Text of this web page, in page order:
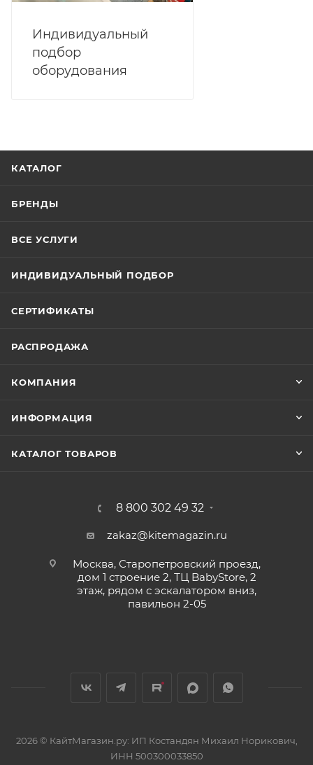
Индивидуальный
подбор
оборудования
КАТАЛОГ
БРЕНДЫ
ВСЕ УСЛУГИ
ИНДИВИДУАЛЬНЫЙ ПОДБОР
СЕРТИФИКАТЫ
РАСПРОДАЖА
КОМПАНИЯ
ИНФОРМАЦИЯ
КАТАЛОГ ТОВАРОВ
8 800 302 49 32
zakaz@kitemagazin.ru
Москва, Старопетровский проезд,
дом 1 строение 2, ТЦ BabyStore, 2
этаж, рядом с эскалатором вниз,
павильон 2-05
2026 © КайтМагазин.ру: ИП Костандян Михаил Норикович,
ИНН 500300033850